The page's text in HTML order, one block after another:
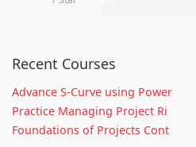
Recent Courses
Advance S-Curve using Power
Practice Managing Project Ri
Foundations of Projects Cont